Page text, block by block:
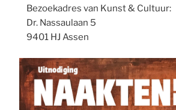
Bezoekadres van Kunst & Cultuur:
Dr. Nassaulaan 5
9401 HJ Assen